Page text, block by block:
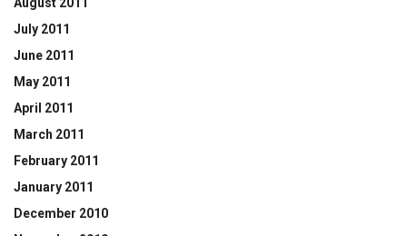
July 2011
June 2011
May 2011
April 2011
March 2011
February 2011
January 2011
December 2010